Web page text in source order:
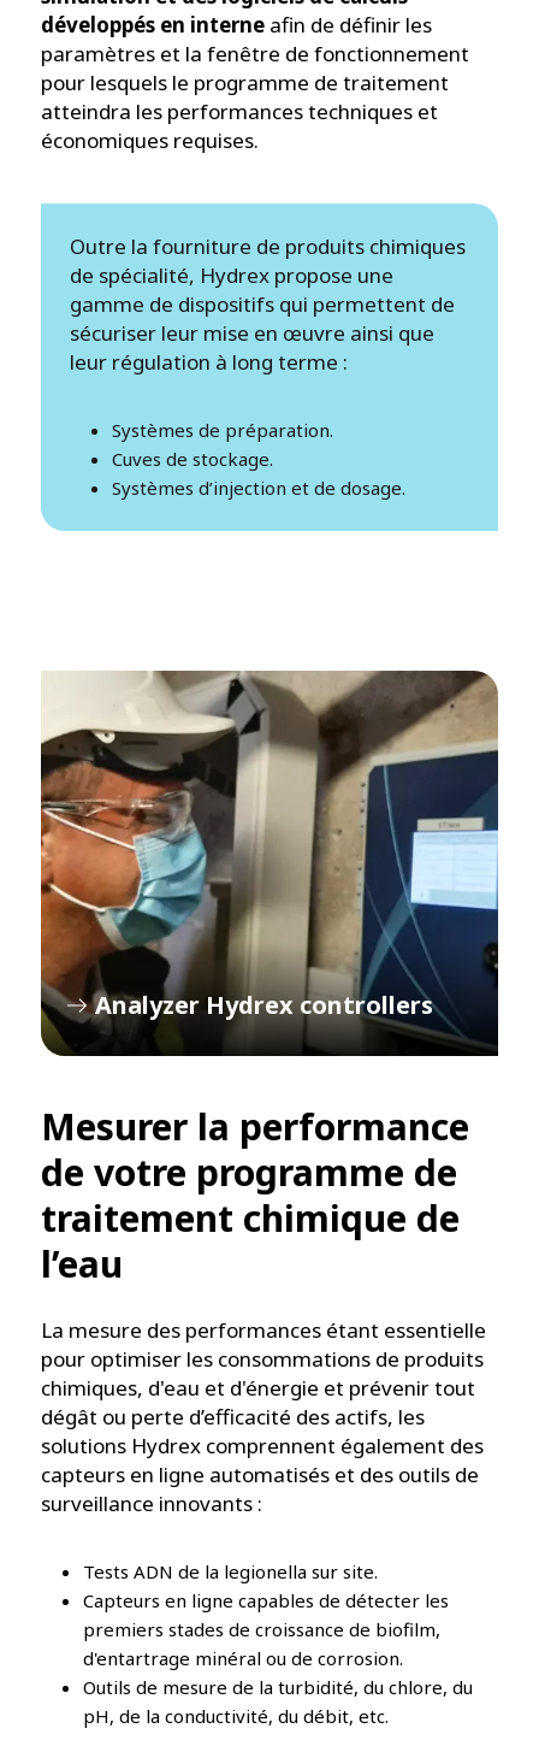
développés en interne afin de définir les
paramètres et la fenêtre de fonctionnement
pour lesquels le programme de traitement
atteindra les performances techniques et
économiques requises.
Outre la fourniture de produits chimiques
de spécialité, Hydrex propose une
gamme de dispositifs qui permettent de
sécuriser leur mise en œuvre ainsi que
leur régulation à long terme :
Systèmes de préparation.
Cuves de stockage.
Systèmes d’injection et de dosage.
Analyzer Hydrex controllers
Mesurer la performance
de votre programme de
traitement chimique de
l’eau
La mesure des performances étant essentielle
pour optimiser les consommations de produits
chimiques, d'eau et d'énergie et prévenir tout
dégât ou perte d’efficacité des actifs, les
solutions Hydrex comprennent également des
capteurs en ligne automatisés et des outils de
surveillance innovants :
Tests ADN de la legionella sur site.
Capteurs en ligne capables de détecter les
premiers stades de croissance de biofilm,
d'entartrage minéral ou de corrosion.
Outils de mesure de la turbidité, du chlore, du
pH, de la conductivité, du débit, etc.